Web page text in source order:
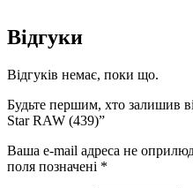
Відгуки
Відгуків немає, поки що.
Будьте першим, хто залишив
Star RAW (439)”
Ваша e-mail адреса не
поля позначені *